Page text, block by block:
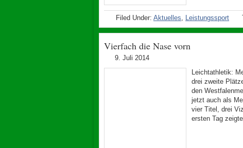
Filed Under: Aktuelles, Leistungssport
Vierfach die Nase vorn
9. Juli 2014
Leichtathletik:
drei zweite
den
jetzt auch als
vier Titel, drei
ersten Tag